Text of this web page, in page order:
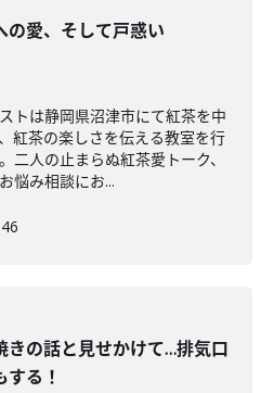
の愛、そして戸惑い
トは静岡県沼津市にて紅茶を中
紅茶の楽しさを伝える教室を行
二人の止まらぬ紅茶愛トーク、
悩み相談にお...
きの話と見せかけて…排気口
する！